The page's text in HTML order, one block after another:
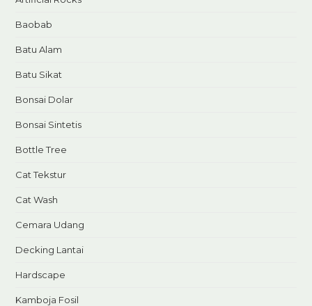
Baobab
Batu Alam
Batu Sikat
Bonsai Dolar
Bonsai Sintetis
Bottle Tree
Cat Tekstur
Cat Wash
Cemara Udang
Decking Lantai
Hardscape
Kamboja Fosil